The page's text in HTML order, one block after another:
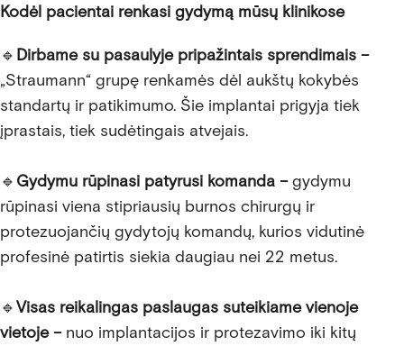
Kodėl pacientai renkasi gydymą mūsų klinikose
🔹 Dirbame su pasaulyje pripažintais sprendimais –
„Straumann“ grupę renkamės dėl aukštų kokybės
standartų ir patikimumo. Šie implantai prigyja tiek
įprastais, tiek sudėtingais atvejais.
🔹 Gydymu rūpinasi patyrusi komanda –gydymu
rūpinasi viena stipriausių burnos chirurgų ir
protezuojančių gydytojų komandų, kurios vidutinė
profesinė patirtis siekia daugiau nei 22 metus.
🔹Visas reikalingas paslaugas suteikiame vienoje
vietoje– nuo implantacijos ir protezavimo iki kitų